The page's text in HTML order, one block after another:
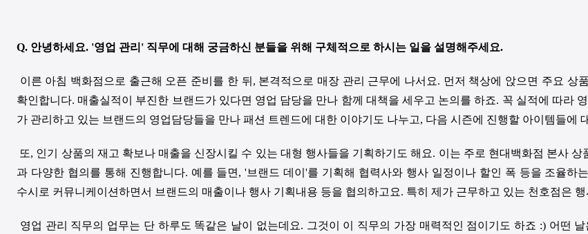
Q. 안녕하세요. '영업 관리 ' 직무에 대해 궁금하신 분들을 위해 구체적으로 하시는 일을 설명해주세요.
이른 아침 백화점으로 출근해 오픈 준비를 한 뒤 , 본격적으로 매장 관리 근무에 나서요. 먼저 책상에 앉으면 주요 상
확인합니다. 매출실적이 부진한 브랜드가 있다면 영업 담당을 만나 함께 대책을 세우고 논의를 하죠. 꼭 실적에 따라
가 관리하고 있는 브랜드의 영업담당들을 만나 패션 트렌드에 대한 이야기도 나누고, 다음 시즌에 진행할 아이템들에
또, 인기 상품의 재고 확보나 매출을 신장시킬 수 있는 대형 행사들을 기획하기도 해요. 이는 주로 현대백화점 본사
과 다양한 협의를 통해 진행합니다. 예를 들면, '브랜드 데이'를 기획해 협력사와 행사 일정이나 할인 폭 등을 조율하
수시로 커뮤니케이션하면서 브랜드의 매출이나 행사 기획내용 등을 협의하고요. 특히 제가 근무하고 있는 천호점은
영업 관리 직무의 업무는 단 하루도 똑같은 날이 없는데요. 그것이 이 직무의 가장 매력적인 점이기도 하죠 :) 어떤